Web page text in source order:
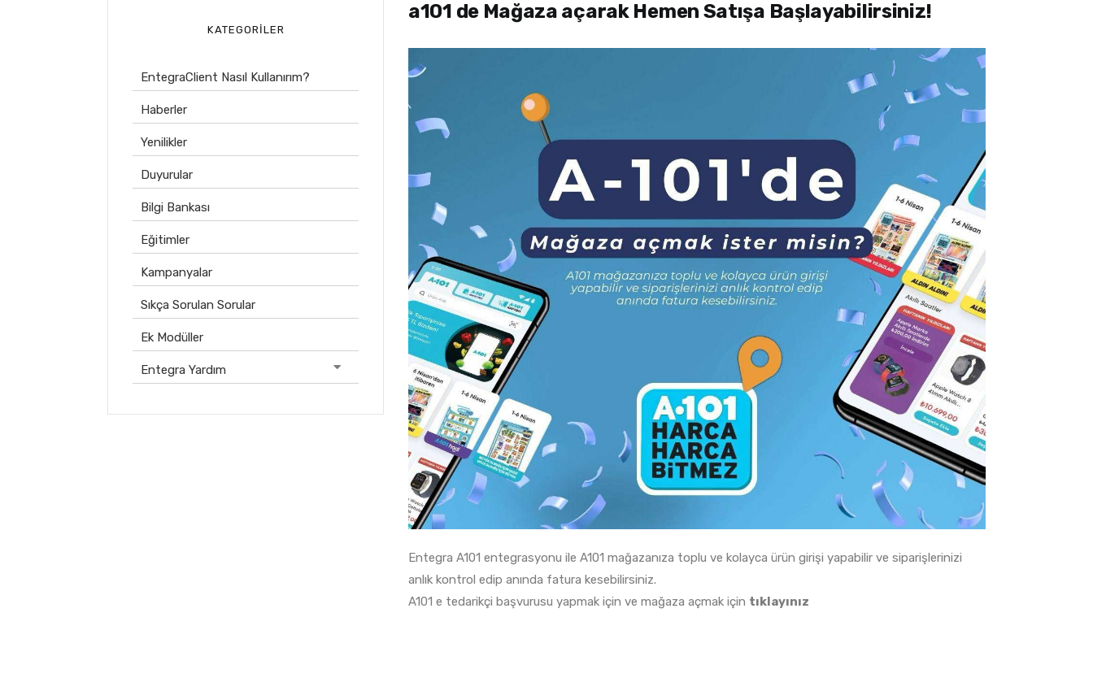
a101 de Mağaza açarak Hemen Satışa Başlayabilirsiniz!
Entegra A101 entegrasyonu ile A101 mağazanıza toplu ve kolayca ürün girişi yapabilir ve siparişlerinizi
anlık kontrol edip anında fatura kesebilirsiniz.
A101 e tedarikçi başvurusu yapmak için ve mağaza açmak için tıklayınız
KATEGORILER
EntegraClient Nasıl Kullanırım?
Haberler
Yenilikler
Duyurular
Bilgi Bankası
Eğitimler
Kampanyalar
Sıkça Sorulan Sorular
Ek Modüller
Entegra Yardım